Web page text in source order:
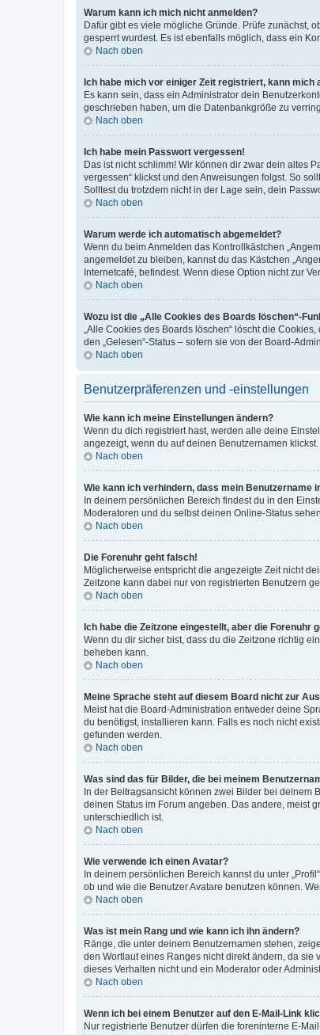
Warum kann ich mich nicht anmelden?
Dafür gibt es viele mögliche Gründe. Prüfe zunächst,
gesperrt wurdest. Es ist ebenfalls möglich, dass ein
Nach oben
Ich habe mich vor einiger Zeit registriert, kann mich
Es kann sein, dass ein Administrator dein
geschrieben haben, um die Datenbankgröße zu
Nach oben
Ich habe mein Passwort vergessen!
Das ist nicht schlimm! Wir können dir zwar dein altes
vergessen“ klickst und den Anweisungen folgst. So
Solltest du trotzdem nicht in der Lage sein, dein
Nach oben
Warum werde ich automatisch abgemeldet?
Wenn du beim Anmelden das Kontrollkästchen
angemeldet zu bleiben, kannst du das Kästchen
Internetcafé, befindest. Wenn diese Option nicht zur
Nach oben
Wozu ist die „Alle Cookies des Boards löschen“-
„Alle Cookies des Boards löschen“ löscht die
den „Gelesen“-Status – sofern sie von der Board-
Nach oben
Benutzerpräferenzen und -einstellungen
Wie kann ich meine Einstellungen ändern?
Wenn du dich registriert hast, werden alle deine
angezeigt, wenn du auf deinen Benutzernamen
Nach oben
Wie kann ich verhindern, dass mein Benutzername
In deinem persönlichen Bereich findest du in den
Moderatoren und du selbst deinen Online-Status
Nach oben
Die Forenuhr geht falsch!
Möglicherweise entspricht die angezeigte Zeit nicht
Zeitzone kann dabei nur von registrierten Benutzern
Nach oben
Ich habe die Zeitzone eingestellt, aber die Forenuhr
Wenn du dir sicher bist, dass du die Zeitzone richtig
beheben kann.
Nach oben
Meine Sprache steht auf diesem Board nicht zur
Meist hat die Board-Administration entweder deine
du benötigst, installieren kann. Falls es noch nicht
gefunden werden.
Nach oben
Was sind das für Bilder, die bei meinem
In der Beitragsansicht können zwei Bilder bei deinem
deinen Status im Forum angeben. Das andere, meist
unterschiedlich ist.
Nach oben
Wie verwende ich einen Avatar?
In deinem persönlichen Bereich kannst du unter
ob und wie die Benutzer Avatare benutzen können.
Nach oben
Was ist mein Rang und wie kann ich ihn ändern?
Ränge, die unter deinem Benutzernamen stehen,
den Wortlaut eines Ranges nicht direkt ändern, da
dieses Verhalten nicht und ein Moderator oder
Nach oben
Wenn ich bei einem Benutzer auf den E-Mail-Link
Nur registrierte Benutzer dürfen die foreninterne E-